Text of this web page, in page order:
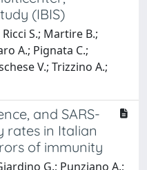
(IBIS)
S.; Martire B.;
A.; Pignata C.;
V.; Trizzino A.;
and SARS-
rates in Italian
of immunity
G.; Punziano A.;